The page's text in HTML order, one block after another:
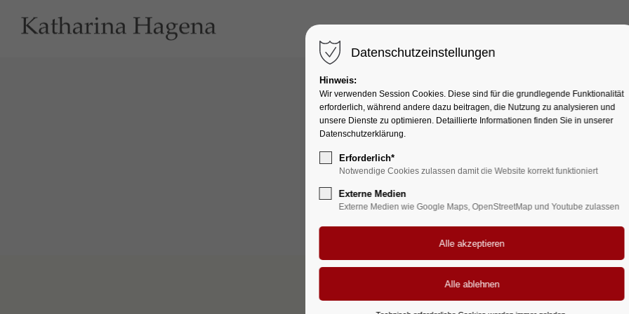
Datenschutzeinstellungen
Hinweis:
Wir verwenden Session Cookies. Diese sind für die grundlegende Funktionalität
erforderlich, während andere dazu beitragen, die Nutzung zu analysieren und
unsere Dienste zu optimieren. Detaillierte Informationen finden Sie in unserer
Datenschutzerklärung.
Erforderlich*
Notwendige Cookies zulassen damit die Website korrekt funktioniert
Externe Medien
Externe Medien wie Google Maps, OpenStreetMap und Youtube zulassen